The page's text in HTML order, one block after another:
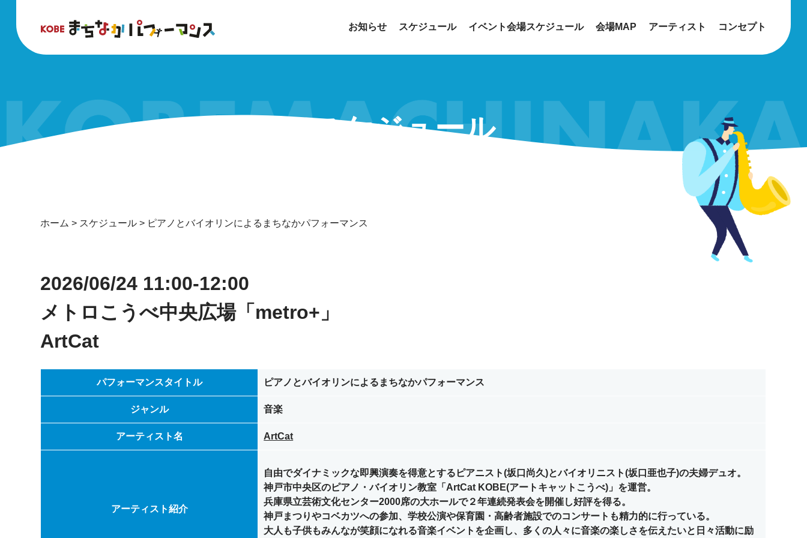
お知らせ スケジュール イベント会場スケジュール 会場MAP アーティスト コンセプト
スケジュール
ホーム > スケジュール > ピアノとバイオリンによるまちなかパフォーマンス
2026/06/24 11:00-12:00
メトロこうべ中央広場「metro+」
ArtCat
パフォーマンスタイトル ピアノとバイオリンによるまちなかパフォーマンス
ジャンル 音楽
アーティスト名 ArtCat
アーティスト紹介
自由でダイナミックな即興演奏を得意とするピアニスト(坂口尚久)とバイオリニスト(坂口亜也子)の夫婦デュオ。
神戸市中央区のピアノ・バイオリン教室「ArtCat KOBE(アートキャットこうべ)」を運営。
兵庫県立芸術文化センター2000席の大ホールで２年連続発表会を開催し好評を得る。
神戸まつりやコベカツへの参加、学校公演や保育園・高齢者施設でのコンサートも精力的に行っている。
大人も子供もみんなが笑顔になれる音楽イベントを企画し、多くの人々に音楽の楽しさを伝えたいと日々活動に励